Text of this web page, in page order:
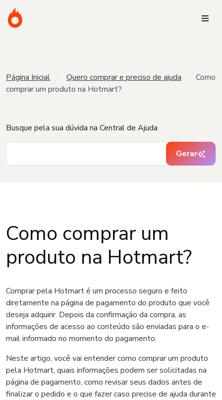
Página Inicial Quero comprar e preciso de ajuda
Como
comprar um produto na Hotmart?
Busque pela sua dúvida na Central de Ajuda
Gerar
Como comprar um
produto na Hotmart?
Comprar pela Hotmart é um processo seguro e feito
diretamente na página de pagamento do produto que você
deseja adquirir. Depois da confirmação da compra, as
informações de acesso ao conteúdo são enviadas para o e-
mail informado no momento do pagamento.
Neste artigo, você vai entender como comprar um produto
pela Hotmart, quais informações podem ser solicitadas na
página de pagamento, como revisar seus dados antes de
finalizar o pedido e o que fazer caso precise de ajuda durante